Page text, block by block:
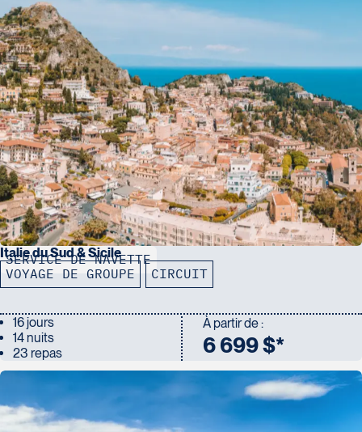
SERVICE DE NAVETTE
Italie du Sud & Sicile
VOYAGE DE GROUPE CIRCUIT
16 jours
14 nuits
23 repas
À partir de :
6 699 $*